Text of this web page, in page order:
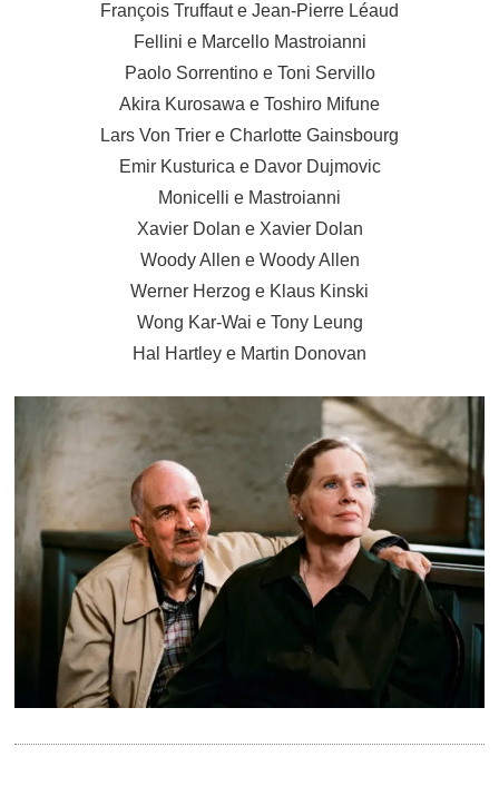
François Truffaut e Jean-Pierre Léaud
Fellini e Marcello Mastroianni
Paolo Sorrentino e Toni Servillo
Akira Kurosawa e Toshiro Mifune
Lars Von Trier e Charlotte Gainsbourg
Emir Kusturica e Davor Dujmovic
Monicelli e Mastroianni
Xavier Dolan e Xavier Dolan
Woody Allen e Woody Allen
Werner Herzog e Klaus Kinski
Wong Kar-Wai e Tony Leung
Hal Hartley e Martin Donovan